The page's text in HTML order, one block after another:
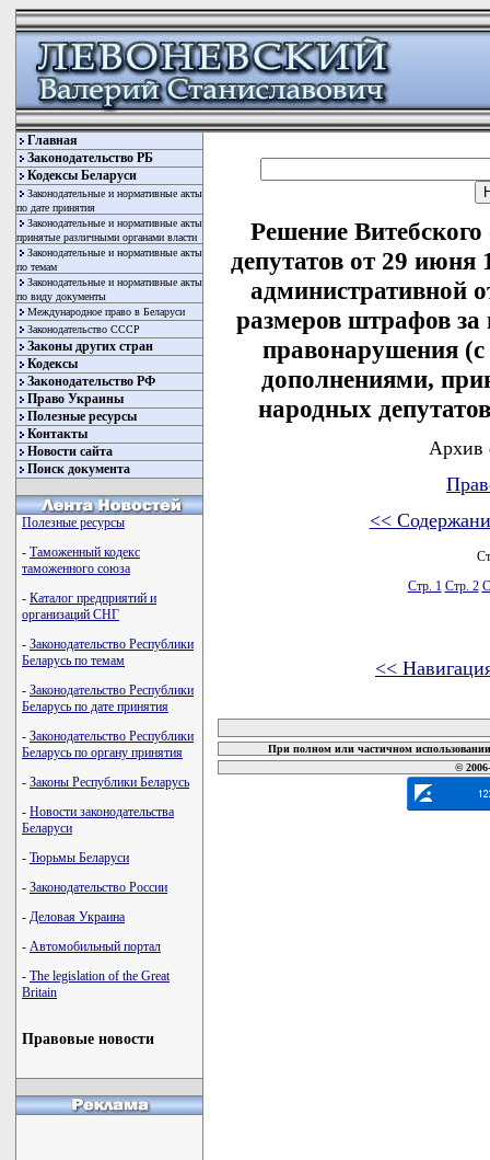
Главная
Законодательство РБ
Кодексы Беларуси
Законодательные и нормативные акты
по дате принятия
Законодательные и нормативные акты
принятые различными органами власти
Законодательные и нормативные акты
по темам
Законодательные и нормативные акты
по виду документы
Международное право в Беларуси
Законодательство СССР
Законы других стран
Кодексы
Законодательство РФ
Право Украины
Полезные ресурсы
Контакты
Новости сайта
Поиск документа
Полезные ресурсы
- Таможенный кодекс
таможенного союза
- Каталог предприятий и
организаций СНГ
- Законодательство Республики
Беларусь по темам
- Законодательство Республики
Беларусь по дате принятия
- Законодательство Республики
Беларусь по органу принятия
- Законы Республики Беларусь
- Новости законодательства
Беларуси
- Тюрьмы Беларуси
- Законодательство России
- Деловая Украина
- Автомобильный портал
- The legislation of the Great
Britain
Правовые новости
Решение
депутатов от 29
административной
размеров штрафов
правонарушения
дополнениями,
народных
Архив
<<
Стр. 1 Стр. 2
<<
При полном или частичном
©